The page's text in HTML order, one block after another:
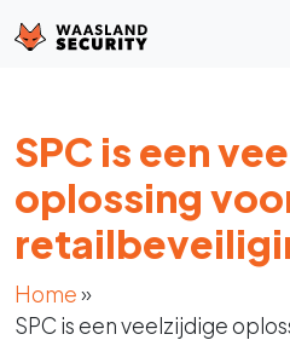
SPC is een
oplossing
Home»
SPC is een veelzijdige